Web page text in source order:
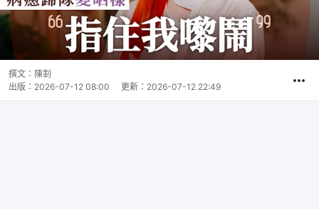
撰文： 陳釗
出版： 2026-07-12 08:00 更新： 2026-07-12 22:49